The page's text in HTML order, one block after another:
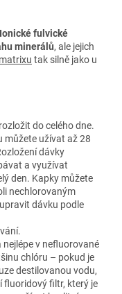
Ionické fulvické
minerálů, ale jejich
tak silně jako u
do celého dne.
můžete užívat až 28
dávky
a využívat
den. Kapky můžete
nechlorovaným
dávku podle
nejlépe v nefluorované
chlóru – pokud je
destilovanou vodu,
fluoridový filtr, který je